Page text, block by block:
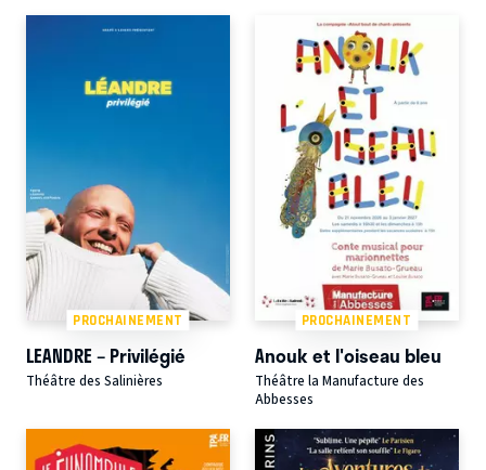
PROCHAINEMENT
LEANDRE – Privilégié
Théâtre des Salinières
PROCHAINEMENT
Anouk et l'oiseau bleu
Théâtre la Manufacture des
Abbesses